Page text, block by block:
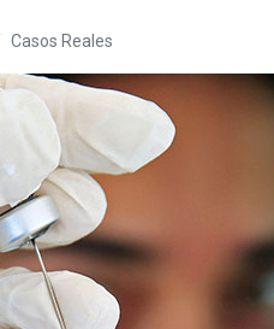
Casos Reales